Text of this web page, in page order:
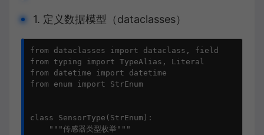
1. 定义数据模型（dataclasses）
from dataclasses import dataclass, field
from typing import TypeAlias, Literal
from datetime import datetime
from enum import StrEnum
class SensorType(StrEnum):
    """传感器类型枚举"""